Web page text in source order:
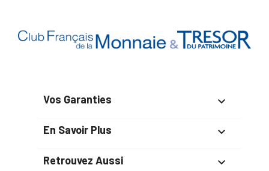
Vos Garanties 
En Savoir Plus 
Retrouvez Aussi 